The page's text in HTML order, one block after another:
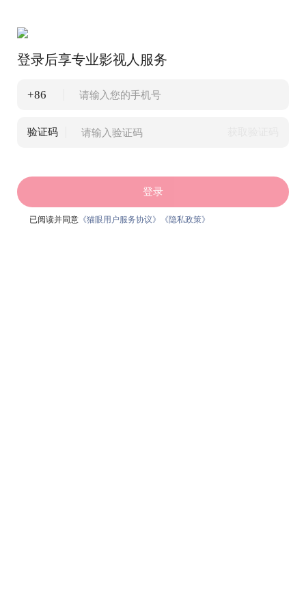
登录后享专业影视人服务
+86
验证码
登录
已阅读并同意 《猫眼用户服务协议》 《隐私政策》